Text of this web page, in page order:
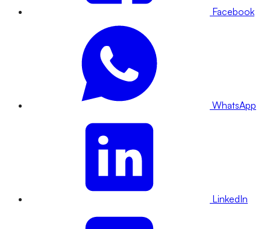
Facebook
WhatsApp
LinkedIn